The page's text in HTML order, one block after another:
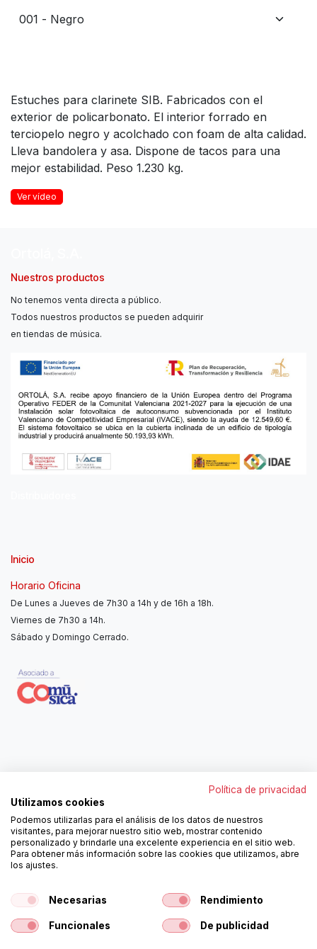
Estuches para clarinete SIB. Fabricados con el
exterior de policarbonato. El interior forrado en
terciopelo negro y acolchado con foam de alta calidad.
Lleva bandolera y asa. Dispone de tacos para una
mejor estabilidad. Peso 1.230 kg.
Ver vídeo
Nuestros productos
No tenemos venta directa a público.
Todos nuestros productos se pueden adquirir
en tiendas de música.
Inicio
Horario Oficina
De Lunes a Jueves de 7h30 a 14h y de 16h a 18h.
Viernes de 7h30 a 14h.
Sábado y Domingo Cerrado.
962250313
ortola@ortola-sa.es
Av. d'Albaida, s/n
46840 La Pobla del Duc (Valencia)
¡Síguenos!
Política de privacidad
Utilizamos cookies
Podemos utilizarlas para el análisis de los datos de nuestros
visitantes, para mejorar nuestro sitio web, mostrar contenido
personalizado y brindarle una excelente experiencia en el sitio web.
Para obtener más información sobre las cookies que utilizamos, abre
los ajustes.
Necesarias Rendimiento
Funcionales De publicidad